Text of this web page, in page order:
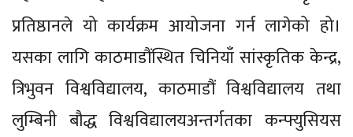
प्रतिष्ठानले यो कार्यक्रम आयोजना गर्न लागेको हो।
यसका लागि काठमाडौंस्थित चिनियाँ सांस्कृतिक केन्द्र,
त्रिभुवन विश्वविद्यालय, काठमाडौं विश्वविद्यालय तथा
लुम्बिनी बौद्ध विश्वविद्यालयअन्तर्गतका कन्फ्युसियस